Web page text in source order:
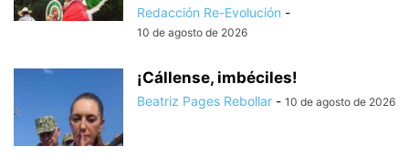
Redacción Re-Evolución -
10 de agosto de 2026
¡Cállense, imbéciles!
Beatriz Pages Rebollar - 10 de agosto de 2026